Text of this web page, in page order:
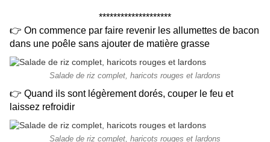
********************
👉 On commence par faire revenir les allumettes de bacon
dans une poêle sans ajouter de matière grasse
Salade de riz complet, haricots rouges et lardons
👉 Quand ils sont légèrement dorés, couper le feu et
laissez refroidir
Salade de riz complet, haricots rouges et lardons